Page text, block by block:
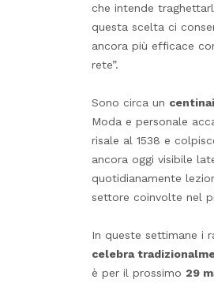
che intende
questa scelta ci
ancora più efficace
rete”.
Sono circa un
Moda e personale
risale al 1538 e
ancora oggi visibile
quotidianamente
settore coinvolte nel
In queste settimane i
celebra
è per il prossimo 29